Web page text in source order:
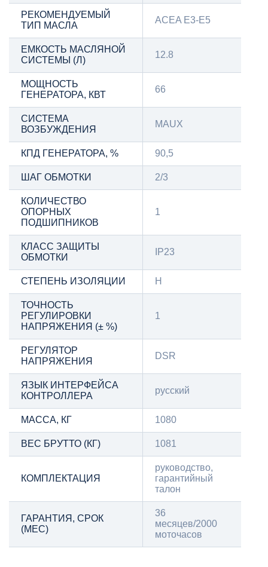
РЕКОМЕНДУЕМЫЙ
ТИП МАСЛА
ACEA E3-E5
ЕМКОСТЬ МАСЛЯНОЙ
СИСТЕМЫ (Л)
12.8
МОЩНОСТЬ
ГЕНЕРАТОРА, КВТ
66
СИСТЕМА
ВОЗБУЖДЕНИЯ
MAUX
КПД ГЕНЕРАТОРА, % 90,5
ШАГ ОБМОТКИ 2/3
КОЛИЧЕСТВО
ОПОРНЫХ
ПОДШИПНИКОВ
1
КЛАСС ЗАЩИТЫ
ОБМОТКИ
IP23
СТЕПЕНЬ ИЗОЛЯЦИИ H
ТОЧНОСТЬ
РЕГУЛИРОВКИ
НАПРЯЖЕНИЯ (± %)
1
РЕГУЛЯТОР
НАПРЯЖЕНИЯ
DSR
ЯЗЫК ИНТЕРФЕЙСА
КОНТРОЛЛЕРА
русский
МАССА, КГ 1080
ВЕС БРУТТО (КГ) 1081
КОМПЛЕКТАЦИЯ
руководство,
гарантийный
талон
ГАРАНТИЯ, СРОК
(МЕС)
36
месяцев/2000
моточасов